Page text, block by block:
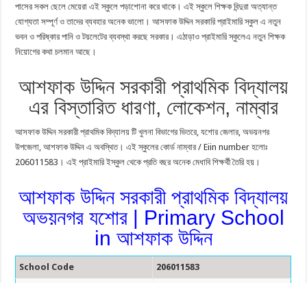
পাসের সকল ছেলে মেয়েরা এই স্কুলে পড়াশোনা করে থাকে। এই স্কুলে শিক্ষক বিন্দুরা অত্যান্ত
যোগ্যতা সম্পূর্ণ ও তাদের ব্যবহার অনেক ভালো। আসফাক উদ্দিন সরকারি প্রাইমারি স্কুল এ নতুন
ভবন ও পরিষ্কার পানি ও টয়লেটের ব্যবস্থা করছে সরকার। এঠাড়াও প্রাইমারি স্কুলেএ নতুন শিক্ষক
নিয়োগের কথা চলমান আছে।
আশফাক উদ্দিন সরকারী প্রাথমিক বিদ্যালয়
এর বিস্তারিত ধারণা, লোকেশন, নাম্বার
আসফাক উদ্দিন সরকারী প্রাথমিক বিদ্যালয় টি খুলনা বিভাগের ভিতরে, যশোর জেলার, অভয়নগর
উপজেলা, আশফাক উদ্দিন এ অবস্থিত। এই স্কুলের কোর্ড নাম্বার / Eiin number হলোঃ
206011583। এই প্রাইমারি ইস্কুল থেকে প্রতি বছর অনেক মেধাবি শিক্ষর্থী তৈরি হয়।
আশফাক উদ্দিন সরকারী প্রাথমিক বিদ্যালয়
অভয়নগর যশোর | Primary School
in আশফাক উদ্দিন
School Code 206011583